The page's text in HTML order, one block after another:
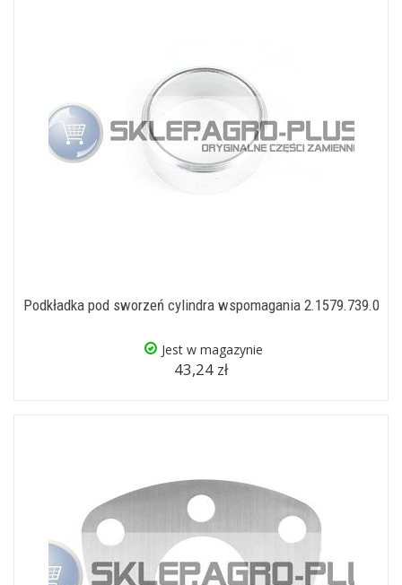
Podkładka pod sworzeń cylindra wspomagania 2.1579.739.0
Jest w magazynie
43,24 zł